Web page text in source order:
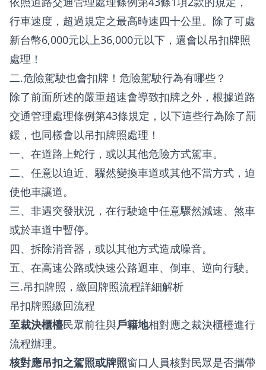
行車速度，超過規定之最高時速四十公里。除了可處
新台幣6,000元以上36,000元以下，還會以吊扣牌照
處理！
二.危險駕駛也會扣牌！危險駕駛行為有哪些？
除了前面所述的嚴重超速會導致扣牌之外，根據道路
交通管理處理條例第43條規定，以下這些行為除了罰
鍰，也同樣會以吊扣牌照處理！
一、在道路上蛇行，或以其他危險方式駕車。
二、任意以迫近、驟然變換車道或其他不當方式，迫
使他車讓道。
三、非遇突發狀況，在行駛途中任意驟然減速、煞車
或於車道中暫停。
四、拆除消音器，或以其他方式造成噪音。
五、在高速公路或快速公路迴車、倒車、逆向行駛。
三.吊扣牌照，繳回牌照流程詳細解析
吊扣牌照繳回流程
至裁決櫃檯民眾前往與戶籍地相對應之裁決櫃檯進行
流程辦理。
核對應吊扣之駕照或牌照窗口人員核對民眾是否攜帶